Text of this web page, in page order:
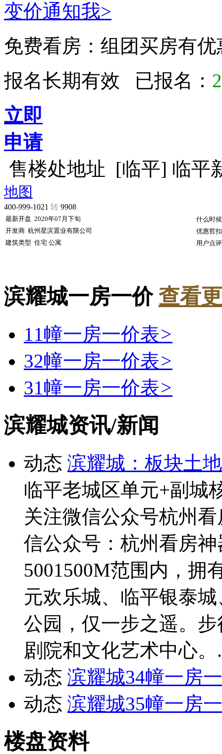
变价通知我>
免费看房： 组团买房有
报名长期有效 已报名：
立即
申请
售楼处地址 [临平] 临平
地图
400-999-1021 转 9908
最新开盘 2020年07月下旬
什么时
开发商 杭州星滨置业有限公司
优惠哲扣
建筑类型 住宅 公寓 用户点评
滨耀城一房一价 查看
11幢一房一价表>
32幢一房一价表>
31幢一房一价表>
滨耀城资讯/新闻
动态 滨耀城：板块土
临平老城区单元+副城
关注微信公众号杭州
信公众号：杭州看房
5001500M范围内，拥
元欢乐城、临平银泰
公园，仅一步之遥。
剧院和文化艺术中心
动态 滨耀城34幢一房
动态 滨耀城35幢一房
楼盘资料